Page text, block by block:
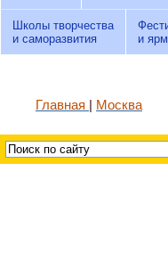
Школы творчества
и саморазвития
и
Главная Москва